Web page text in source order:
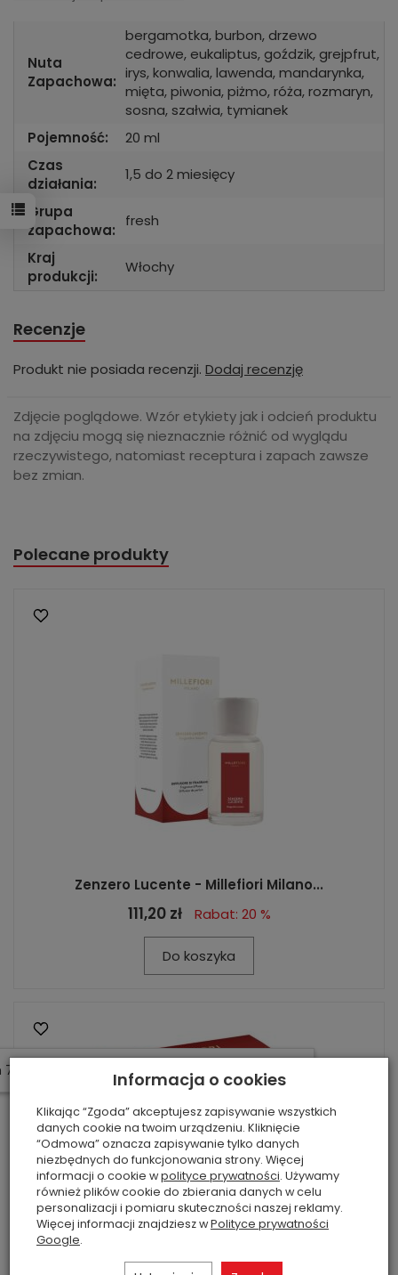
Nuta
Zapachowa:
bergamotka, burbon, drzewo
cedrowe, eukaliptus, goździk, grejpfrut,
irys, konwalia, lawenda, mandarynka,
mięta, piwonia, piżmo, róża, rozmaryn,
sosna, szałwia, tymianek
Pojemność:
20 ml
Czas
działania:
1,5 do 2 miesięcy
Grupa
zapachowa:
fresh
Kraj
produkcji:
Włochy
Recenzje
Produkt nie posiada recenzji. Dodaj recenzję
Zdjęcie poglądowe. Wzór etykiety jak i odcień produktu
na zdjęciu mogą się nieznacznie różnić od wyglądu
rzeczywistego, natomiast receptura i zapach zawsze
bez zmian.
Polecane produkty
Zenzero Lucente - Millefiori Milano...
111,20 zł Rabat: 20 %
Do koszyka
W ostatnich 7 dniach produktem interesują się
Informacja o cookies
Klikając “Zgoda” akceptujesz zapisywanie wszystkich
danych cookie na twoim urządzeniu. Kliknięcie
“Odmowa” oznacza zapisywanie tylko danych
niezbędnych do funkcjonowania strony. Więcej
informacji o cookie wpolityce prywatności. Używamy
również plików cookie do zbierania danych w celu
personalizacji i pomiaru skuteczności naszej reklamy.
Więcej informacji znajdziesz wPolityce prywatności
Google.